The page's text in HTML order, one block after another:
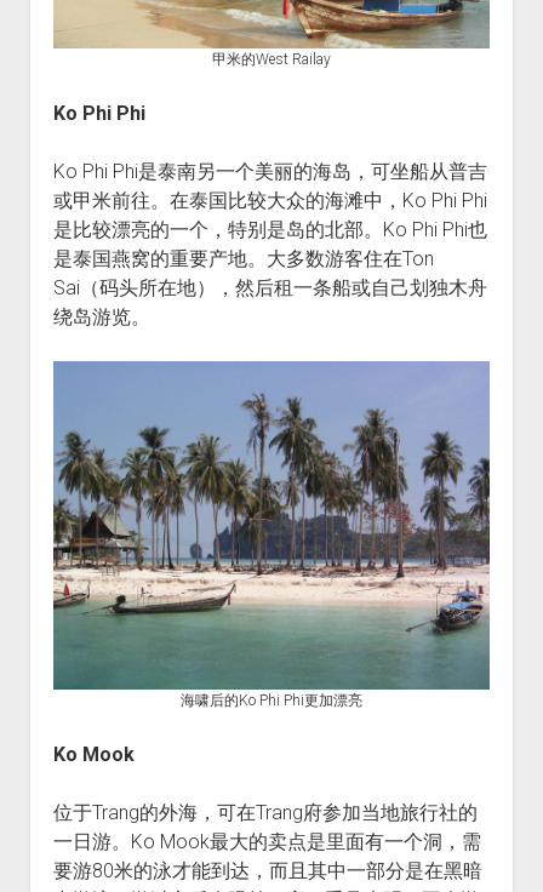
甲米的West Railay
Ko Phi Phi
Ko Phi Phi是泰南另一个美丽的海岛，可坐船从普吉
或甲米前往。在泰国比较大众的海滩中，Ko Phi Phi
是比较漂亮的一个，特别是岛的北部。Ko Phi Phi也
是泰国燕窝的重要产地。大多数游客住在Ton
Sai（码头所在地），然后租一条船或自己划独木舟
绕岛游览。
海啸后的Ko Phi Phi更加漂亮
Ko Mook
位于Trang的外海，可在Trang府参加当地旅行社的
一日游。Ko Mook最大的卖点是里面有一个洞，需
要游80米的泳才能到达，而且其中一部分是在黑暗